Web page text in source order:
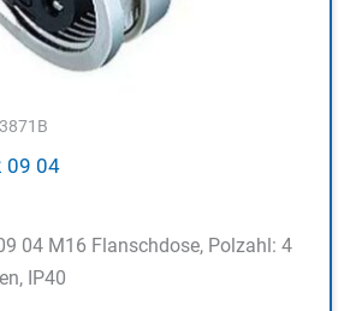
09 04
04 M16 Flanschdose, Polzahl: 4
IP40